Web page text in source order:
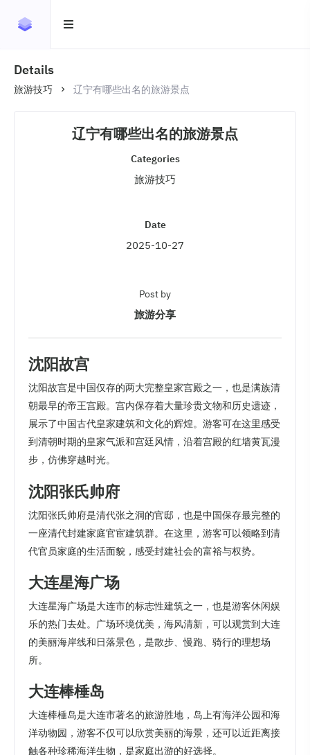
Details
旅游技巧 辽宁有哪些出名的旅游景点
辽宁有哪些出名的旅游景点
Categories
旅游技巧
Date
2025-10-27
Post by
旅游分享
沈阳故宫
沈阳故宫是中国仅存的两大完整皇家宫殿之一，也是满族清
朝最早的帝王宫殿。宫内保存着大量珍贵文物和历史遗迹，
展示了中国古代皇家建筑和文化的辉煌。游客可在这里感受
到清朝时期的皇家气派和宫廷风情，沿着宫殿的红墙黄瓦漫
步，仿佛穿越时光。
沈阳张氏帅府
沈阳张氏帅府是清代张之洞的官邸，也是中国保存最完整的
一座清代封建家庭官宦建筑群。在这里，游客可以领略到清
代官员家庭的生活面貌，感受封建社会的富裕与权势。
大连星海广场
大连星海广场是大连市的标志性建筑之一，也是游客休闲娱
乐的热门去处。广场环境优美，海风清新，可以观赏到大连
的美丽海岸线和日落景色，是散步、慢跑、骑行的理想场
所。
大连棒棰岛
大连棒棰岛是大连市著名的旅游胜地，岛上有海洋公园和海
洋动物园，游客不仅可以欣赏美丽的海景，还可以近距离接
触各种珍稀海洋生物，是家庭出游的好选择。